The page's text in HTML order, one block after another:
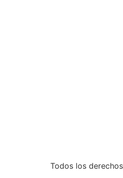
Todos los